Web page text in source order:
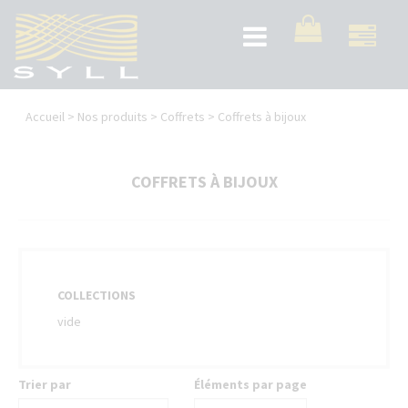
contenu
principal
Toggle
navigation
Vous
Accueil > Nos produits > Coffrets > Coffrets à bijoux
COFFRETS À BIJOUX
COLLECTIONS
vide
Trier par Éléments par page